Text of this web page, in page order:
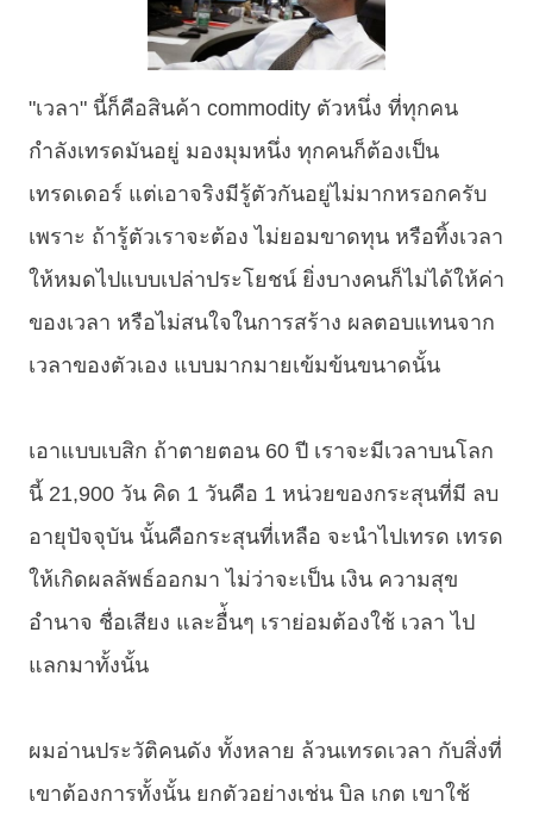
"เวลา" นี้ก็คือสินค้า commodity ตัวหนึ่ง ที่ทุกคน
กำลังเทรดมันอยู่ มองมุมหนึ่ง ทุกคนก็ต้องเป็น
เทรดเดอร์ แต่เอาจริงมีรู้ตัวกันอยู่ไม่มากหรอกครับ
เพราะ ถ้ารู้ตัวเราจะต้อง ไม่ยอมขาดทุน หรือทิ้งเวลา
ให้หมดไปแบบเปล่าประโยชน์ ยิ่งบางคนก็ไม่ได้ให้ค่า
ของเวลา หรือไม่สนใจในการสร้าง ผลตอบแทนจาก
เวลาของตัวเอง แบบมากมายเข้มข้นขนาดนั้น
เอาแบบเบสิก ถ้าตายตอน 60 ปี เราจะมีเวลาบนโลก
นี้ 21,900 วัน คิด 1 วันคือ 1 หน่วยของกระสุนที่มี ลบ
อายุปัจจุบัน นั้นคือกระสุนที่เหลือ จะนำไปเทรด เทรด
ให้เกิดผลลัพธ์ออกมา ไม่ว่าจะเป็น เงิน ความสุข
อำนาจ ชื่อเสียง และอื่้นๆ เราย่อมต้องใช้ เวลา ไป
แลกมาทั้งนั้น
ผมอ่านประวัติคนดัง ทั้งหลาย ล้วนเทรดเวลา กับสิ่งที่
เขาต้องการทั้งนั้น ยกตัวอย่างเช่น บิล เกต เขาใช้